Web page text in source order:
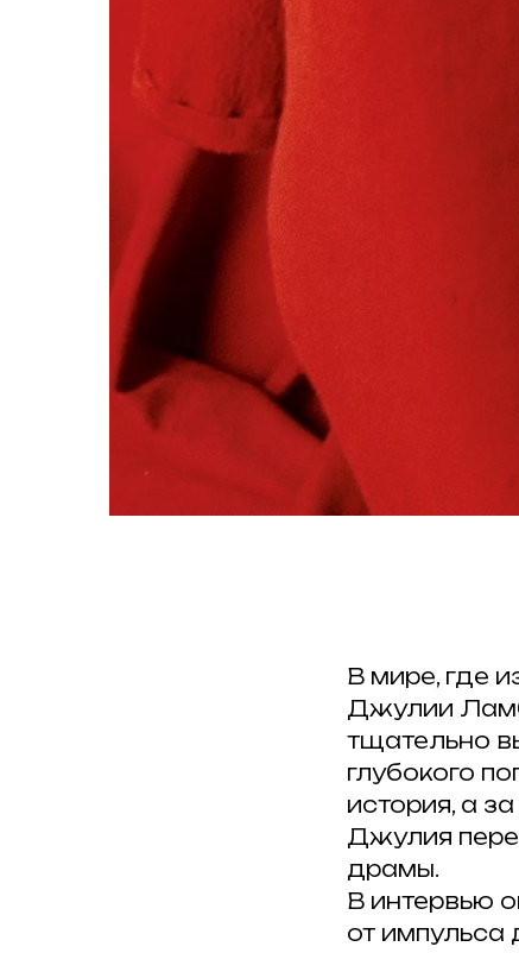
В мире, где
Джулии
тщательно
глубокого
история, а
Джулия
драмы.
В интервью
от